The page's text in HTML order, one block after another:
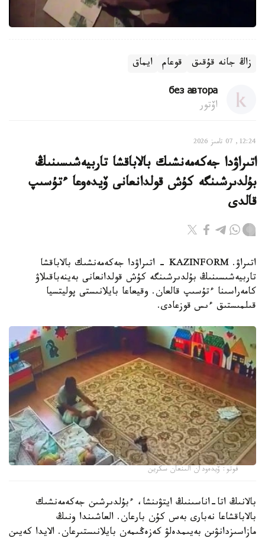
زاڭ جانە قۇقىق قوعام ايماق
без автора
اۆتور
12:24, 07 تامىز 2026
اتىراۋدا جەكەمەنشىك بالاباقشا تاربيەشىسىنىڭ
بۇلدىرشىنگە كۇش قولدانعانى ۆيدەوعا ءتۇسىپ
قالدى
اتىراۋ. KAZINFORM - اتىراۋدا جەكەمەنشىك بالاباقشا
تاربيەشىسىنىڭ بۇلدىرشىنگە كۇش قولدانعانى بەينەباقىلاۋ
كامەراسىنا ءتۇسىپ قالعان. وقيعاعا بايلانىستى پوليتسيا
قىلمىستىق ءىس قوزعادى.
فوتو: ۆيدەودان الىنعان سكرين
بالانىڭ اتا-اناسىنىڭ ايتۋىنشا، ءبۇلدىرشىن جەكەمەنشىك
بالاباقشاعا نەبارى بەس كۇن بارعان. العاشىندا ونىڭ
مازاسىزدانۋىن بەيىمدەلۋ كەزەڭىمەن بايلانىستىرعان. الايدا كەيىن